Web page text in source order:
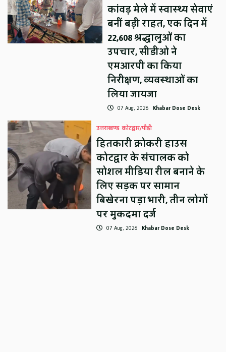
कांवड़ मेले में स्वास्थ्य सेवाएं
बनीं बड़ी राहत, एक दिन में
22,608 श्रद्धालुओं का
उपचार, सीडीओ ने
एमआरपी का किया
निरीक्षण, व्यवस्थाओं का
लिया जायजा
07 Aug, 2026 Khabar Dose Desk
उत्तराखण्ड कोटद्वार/पौड़ी
हितकारी क्रोकरी हाउस
कोटद्वार के संचालक को
सोशल मीडिया रील बनाने के
लिए सड़क पर सामान
बिखेरना पड़ा भारी, तीन लोगों
पर मुकदमा दर्ज
07 Aug, 2026 Khabar Dose Desk